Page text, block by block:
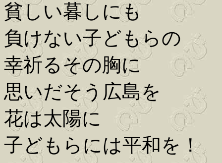
貧しい暮しにも
負けない子どもらの
幸祈るその胸に
思いだそう広島を
花は太陽に
子どもらには平和を！